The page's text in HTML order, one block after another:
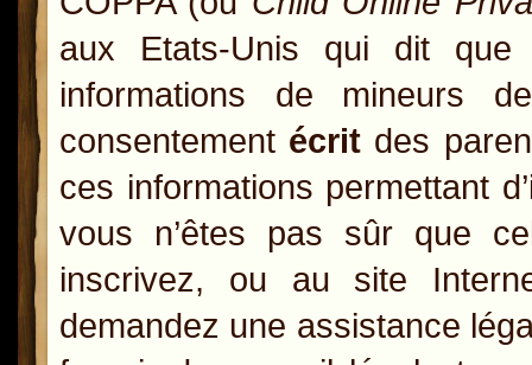
aux Etats-Unis qui dit que
informations de mineurs
consentement écrit des
ces informations permettant
vous n’êtes pas sûr que
inscrivez, ou au site
demandez une assistance